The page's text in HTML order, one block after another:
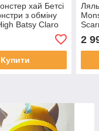
хай Бетсі
з обміну
Batsy Claro
Купити
2